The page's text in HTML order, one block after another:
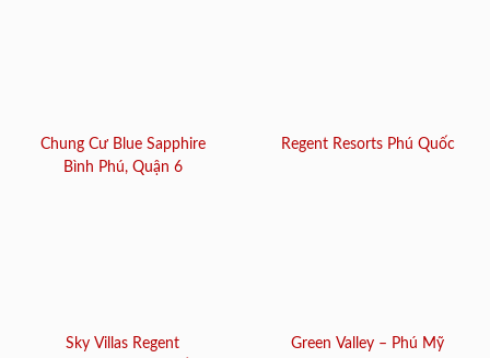
Chung Cư Blue Sapphire
Bình Phú, Quận 6
Regent Resorts Phú Quốc
Sky Villas Regent
Green Valley – Phú Mỹ